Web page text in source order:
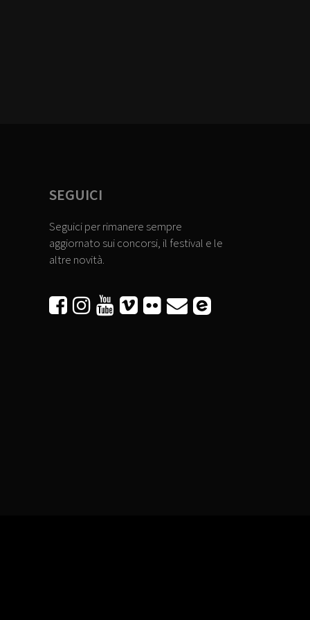
SEGUICI
Seguici per rimanere sempre
aggiornato sui concorsi, il festival e le
altre novità.
     